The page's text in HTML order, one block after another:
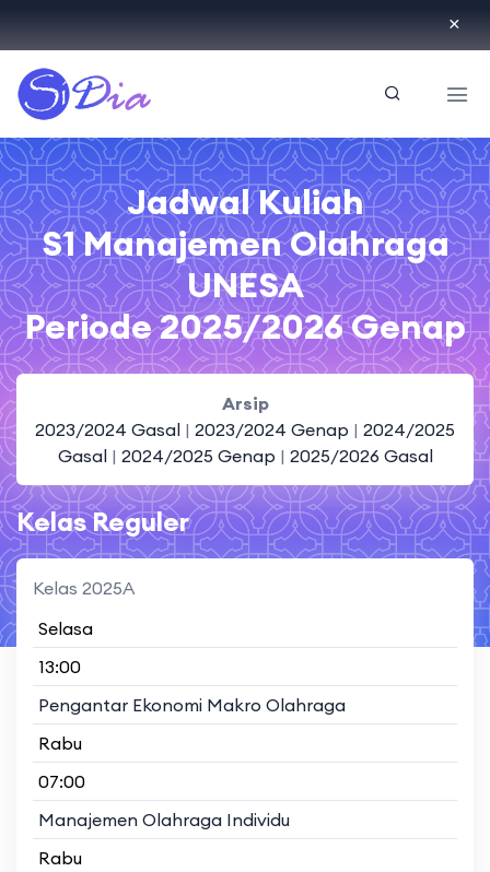
ID
Jadwal Kuliah
S1 Manajemen Olahraga
UNESA
Periode 2025/2026 Genap
Arsip
2023/2024 Gasal | 2023/2024 Genap | 2024/2025
Gasal| 2024/2025 Genap | 2025/2026 Gasal
Kelas Reguler
Kelas 2025A
Selasa
13:00
Pengantar Ekonomi Makro Olahraga
Rabu
07:00
Manajemen Olahraga Individu
Rabu